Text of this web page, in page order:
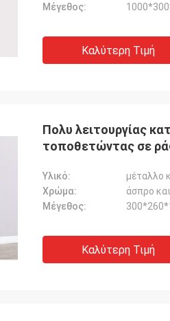
Μέγεθος:
Καλύτερη Τιμή
Πολυ λειτουργίας
τοποθετώντας σε
Υλικό:
μέταλλο
Χρώμα:
άσπρο
Μέγεθος:
Καλύτερη Τιμή